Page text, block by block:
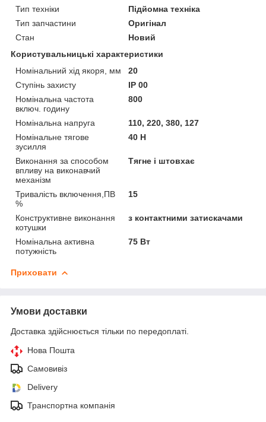
Тип техніки
Підйомна техніка
Тип запчастини
Оригінал
Стан
Новий
Користувальницькі характеристики
Номінальний хід якоря, мм
20
Ступінь захисту
IP 00
Номінальна частота
включ. годину
800
Номінальна напруга
110, 220, 380, 127
Номінальне тягове
зусилля
40 Н
Виконання за способом
впливу на виконавчий
механізм
Тягне і штовхає
Тривалість включення,ПВ
%
15
Конструктивне виконання
котушки
з контактними затискачами
Номінальна активна
потужність
75 Вт
Приховати
Умови доставки
Доставка здійснюється тільки по передоплаті.
Нова Пошта
Самовивіз
Delivery
Транспортна компанія